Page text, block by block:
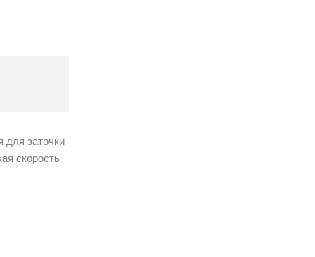
для заточки
скорость